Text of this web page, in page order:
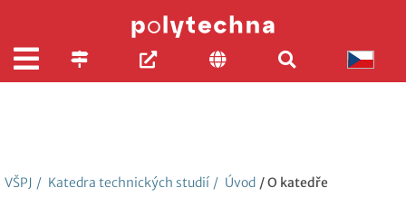
VŠPJ / Katedra technických studií / Úvod / O katedře